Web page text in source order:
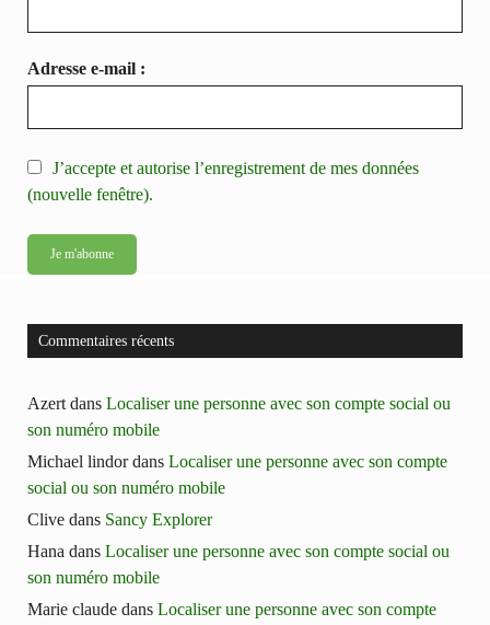
Adresse e-mail :
J’accepte et autorise l’enregistrement de mes données
(nouvelle fenêtre).
Commentaires récents
Azert dans Localiser une personne avec son compte social ou
son numéro mobile
Michael lindordans Localiser une personne avec son compte
social ou son numéro mobile
Clive dans Sancy Explorer
Hana dans Localiser une personne avec son compte social ou
son numéro mobile
Marie claude dans Localiser une personne avec son compte